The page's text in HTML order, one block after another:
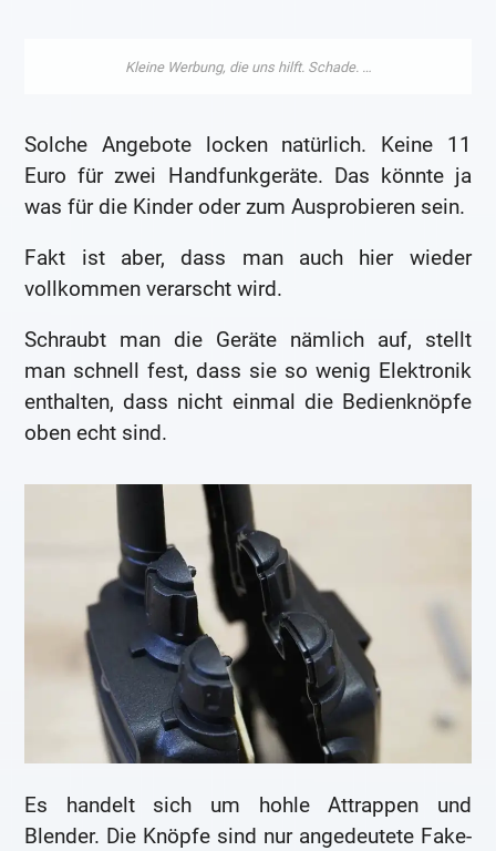
Solche Angebote locken natürlich. Keine 11
Euro für zwei Handfunkgeräte. Das könnte ja
was für die Kinder oder zum Ausprobieren sein.
Fakt ist aber, dass man auch hier wieder
vollkommen verarscht wird.
Schraubt man die Geräte nämlich auf, stellt
man schnell fest, dass sie so wenig Elektronik
enthalten, dass nicht einmal die Bedienknöpfe
oben echt sind.
Es handelt sich um hohle Attrappen und
Blender. Die Knöpfe sind nur angedeutete Fake-